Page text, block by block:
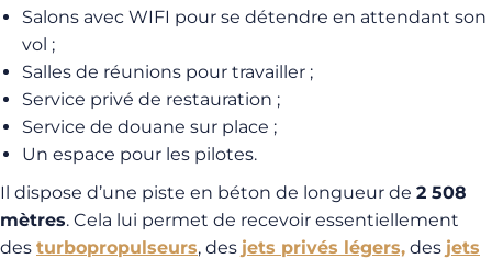
Salons avec WIFI pour se détendre en attendant son
vol ;
Salles de réunions pour travailler ;
Service privé de restauration ;
Service de douane sur place ;
Un espace pour les pilotes.
Il dispose d’une piste en béton de longueur de 2 508
mètres. Cela lui permet de recevoir essentiellement
des turbopropulseurs, des jets privés légers, des jets